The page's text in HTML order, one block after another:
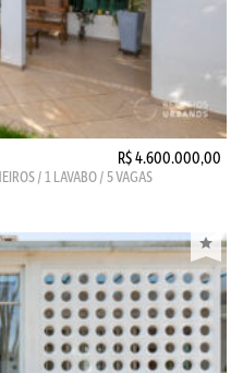
R$ 4.600.000,00
/ 1 LAVABO / 5 VAGAS